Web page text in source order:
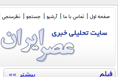
صفحه اول تماس با ما آرشیو جستجو نظرسنجی
فیلم بیشتر »»